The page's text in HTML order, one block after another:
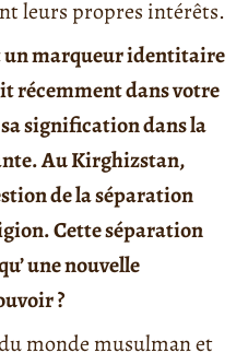
leurs propres intérêts.
un marqueur identitaire
récemment dans votre
sa signification dans la
Au Kirghizstan,
de la séparation
Cette séparation
une nouvelle
?
monde musulman et